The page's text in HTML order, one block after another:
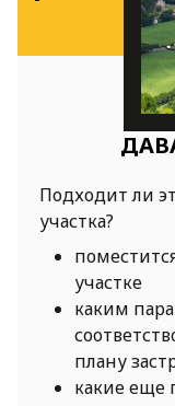
Подходит ли
участка?
участке
каким
плану
какие еще